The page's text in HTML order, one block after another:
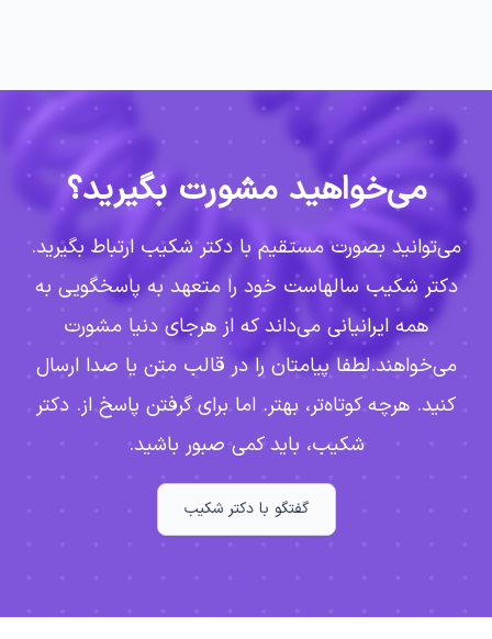
می‌خواهید مشورت بگیرید؟
می‌توانید بصورت مستقیم با دکتر شکیب ارتباط بگیرید.
دکتر شکیب سالهاست خود را متعهد به پاسخگویی به
همه ایرانیانی می‌داند که از هرجای دنیا مشورت
می‌خواهند.لطفا پیامتان را در قالب متن یا صدا ارسال
کنید. هرچه کوتاه‌تر، بهتر. اما برای گرفتن پاسخ از. دکتر
شکیب، باید کمی صبور باشید.
گفتگو با دکتر شکیب